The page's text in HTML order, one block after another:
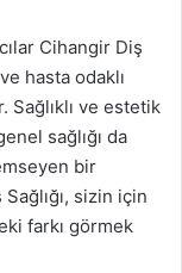
Cihangir Diş
hasta odaklı
Sağlıklı ve estetik
sağlığı da
bir
sizin için
farkı görmek